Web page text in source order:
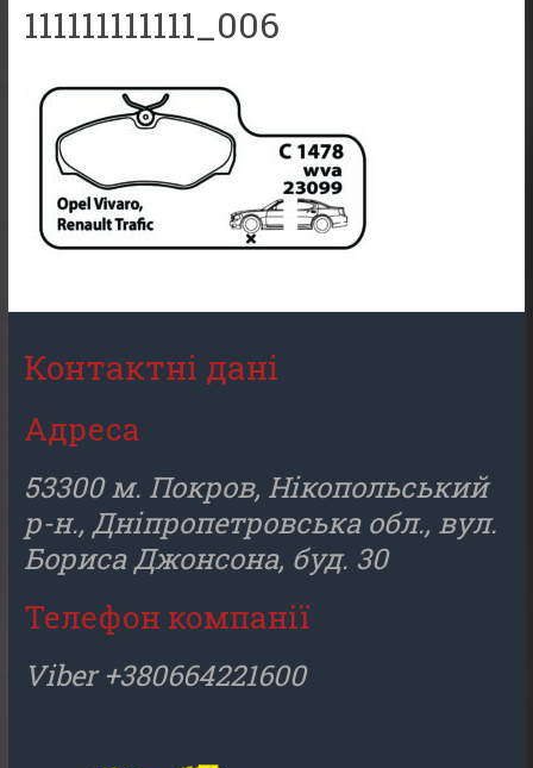
111111111111_006
Контактні дані
Адреса
53300 м. Покров, Нікопольський
р-н., Дніпропетровська обл., вул.
Бориса Джонсона, буд. 30
Телефон компанії
Viber +380664221600